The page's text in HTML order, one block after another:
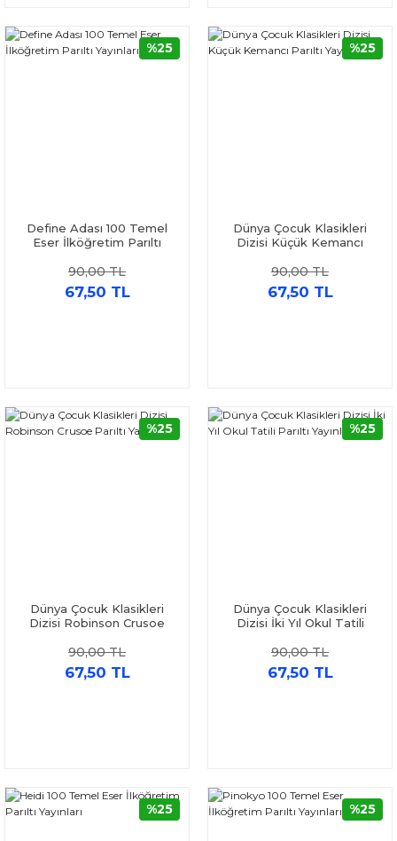
Define Adası 100 Temel
Eser İlköğretim Parıltı
90,00 TL
67,50 TL
%25
Dünya Çocuk Klasikleri
Dizisi Küçük Kemancı
90,00 TL
67,50 TL
%25
Dünya Çocuk Klasikleri
Dizisi Robinson Crusoe
90,00 TL
67,50 TL
%25
Dünya Çocuk Klasikleri
Dizisi İki Yıl Okul Tatili
90,00 TL
67,50 TL
%25
%25 %25